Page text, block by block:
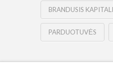
BRANDUSIS
PARDUOTUVĖS